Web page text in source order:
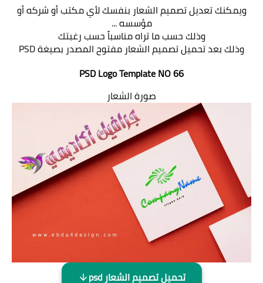
ويمكنك تعديل تصميم الشعار بنفسك لأي مكتب أو شركه أو
مؤسسه ...
وذلك حسب ما تراه مناسباً حسب رغبتك
وذلك بعد تحميل تصميم الشعار مفتوح المصدر بصيغة PSD
PSD Logo Template NO 66
صورة الشعار
تحميل تصميم الشعار psd